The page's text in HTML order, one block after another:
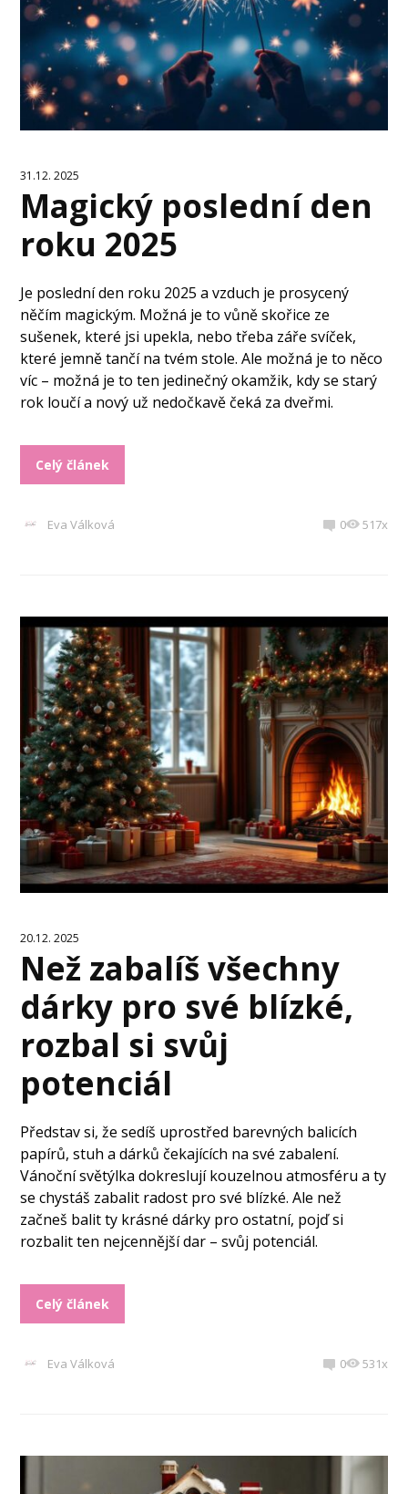
31.12. 2025
Magický poslední den
roku 2025
Je poslední den roku 2025 a vzduch je prosycený
něčím magickým. Možná je to vůně skořice ze
sušenek, které jsi upekla, nebo třeba záře svíček,
které jemně tančí na tvém stole. Ale možná je to něco
víc – možná je to ten jedinečný okamžik, kdy se starý
rok loučí a nový už nedočkavě čeká za dveřmi.
Celý článek
Eva Válková 0 517x
20.12. 2025
Než zabalíš všechny
dárky pro své blízké,
rozbal si svůj
potenciál
Představ si, že sedíš uprostřed barevných balicích
papírů, stuh a dárků čekajících na své zabalení.
Vánoční světýlka dokreslují kouzelnou atmosféru a ty
se chystáš zabalit radost pro své blízké. Ale než
začneš balit ty krásné dárky pro ostatní, pojď si
rozbalit ten nejcennější dar – svůj potenciál.
Celý článek
Eva Válková 0 531x